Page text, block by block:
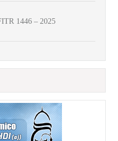
1446 – 2025